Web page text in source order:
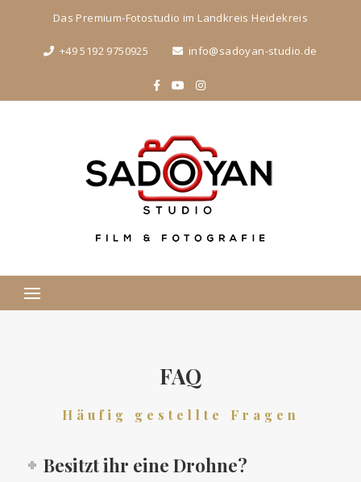
Das Premium-Fotostudio im Landkreis Heidekreis
+49 5192 9750925 info@sadoyan-studio.de
Suchen
FAQ
Häufig gestellte Fragen
Besitzt ihr eine Drohne?